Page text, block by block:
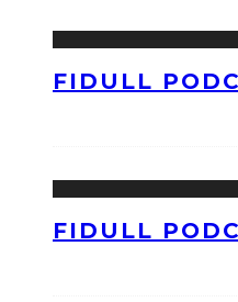
FIDULL
FIDULL